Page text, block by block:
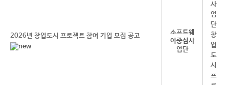
2026년 창업도시 프로젝트 참여 기업 모집 공고
소프트웨
어중심사
업단